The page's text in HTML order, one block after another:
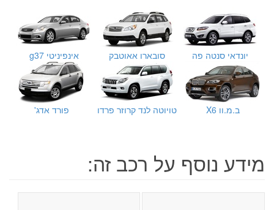
יונדאי סנטה פה סובארו אאוטבק אינפיניטי g37
ב.מ.וו X6 טויוטה לנד קרוזר פרדו פורד אדג'
מידע נוסף על רכב זה: